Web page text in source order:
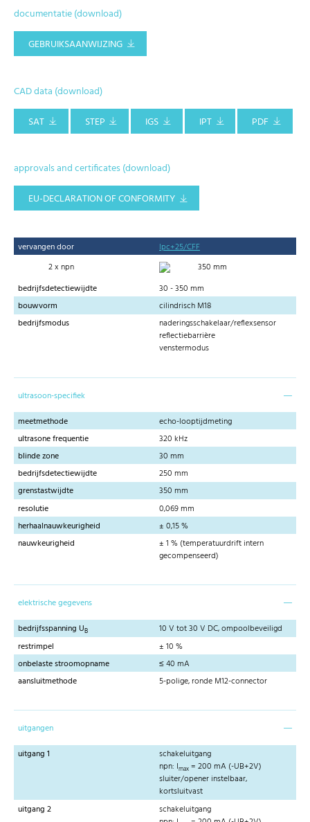
documentatie (download)
GEBRUIKSAANWIJZING
CAD data (download)
SAT
STEP IGS IPT PDF
approvals and certificates (download)
EU-DECLARATION OF CONFORMITY
vervangen door
lpc+25/CFF
2 x npn
350 mm
bedrijfsdetectiewijdte
30 - 350 mm
bouwvorm
cilindrisch M18
bedrijfsmodus
naderingsschakelaar/reflexsensor
reflectiebarrière
venstermodus
ultrasoon-specifiek
meetmethode
echo-looptijdmeting
ultrasone frequentie
320 kHz
blinde zone
30 mm
bedrijfsdetectiewijdte
250 mm
grenstastwijdte
350 mm
resolutie
0,069 mm
herhaalnauwkeurigheid
± 0,15 %
nauwkeurigheid
± 1 % (temperatuurdrift intern
gecompenseerd)
elektrische gegevens
bedrijfsspanning UB
10 V tot 30 V DC, ompoolbeveiligd
restrimpel
± 10 %
onbelaste stroomopname
≤ 40 mA
aansluitmethode
5-polige, ronde M12-connector
uitgangen
uitgang 1
schakeluitgang
npn: Imax = 200 mA (-UB+2V)
sluiter/opener instelbaar,
kortsluitvast
uitgang 2
schakeluitgang